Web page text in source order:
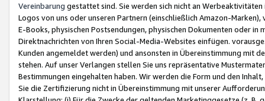
Vereinbarung gestattet sind. Sie werden sich nicht an
Logos von uns oder unseren Partnern (einschließlich Amazon-
E-Books, physischen Postsendungen, physischen Dokumenten oder in
Direktnachrichten von Ihren Social-Media-Websites einfügen.
Kunden angemeldet werden) und ansonsten in Übereinstimmung mit
stehen. Auf unser Verlangen stellen Sie uns repräsentative
Bestimmungen eingehalten haben. Wir werden die Form und den
Sie die Zertifizierung nicht in Übereinstimmung mit unserer